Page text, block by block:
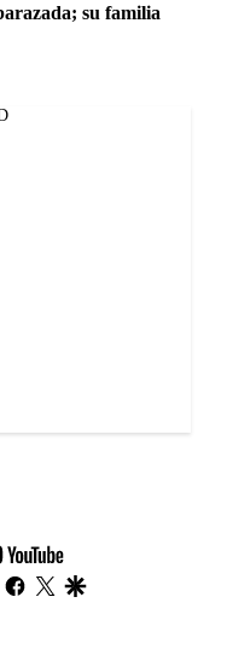
su familia
youtube-
footer
instagram
facebook
twitter